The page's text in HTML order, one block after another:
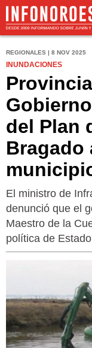
REGIONALES | 8 NOV 2025
INUNDACIONES
del Plan
Bragado
El ministro de
denunció que el
Maestro de la
política de